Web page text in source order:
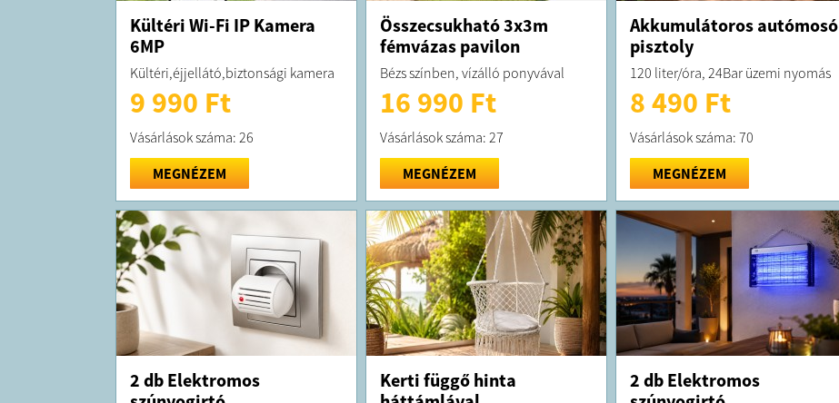
Kültéri Wi-Fi IP Kamera
6MP
Kültéri,éjjellátó,biztonsági kamera
9 990 Ft
Vásárlások száma: 26
MEGNÉZEM
Összecsukható 3x3m
fémvázas pavilon
Bézs színben, vízálló ponyvával
16 990 Ft
Vásárlások száma: 27
MEGNÉZEM
Akkumulátoros autómosó
pisztoly
120 liter/óra, 24Bar üzemi nyomás
8 490 Ft
Vásárlások száma: 70
MEGNÉZEM
2 db Elektromos
Kerti függő hinta
2 db Elektromos